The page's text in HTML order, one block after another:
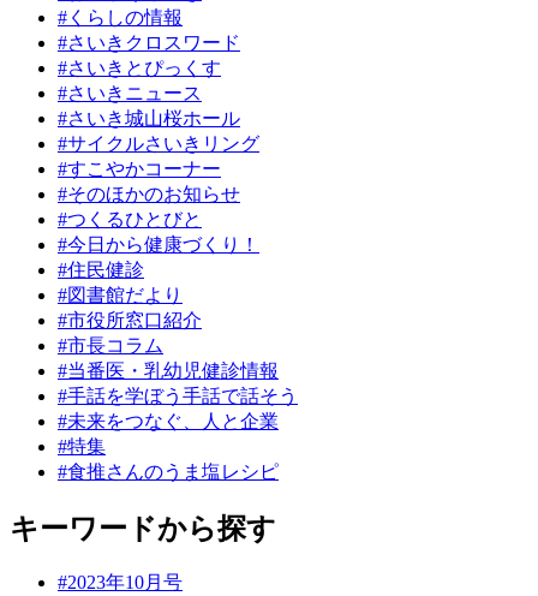
#くらしの情報
#さいきクロスワード
#さいきとぴっくす
#さいきニュース
#さいき城山桜ホール
#サイクルさいきリング
#すこやかコーナー
#そのほかのお知らせ
#つくるひとびと
#今日から健康づくり！
#住民健診
#図書館だより
#市役所窓口紹介
#市長コラム
#当番医・乳幼児健診情報
#手話を学ぼう手話で話そう
#未来をつなぐ、人と企業
#特集
#食推さんのうま塩レシピ
キーワードから探す
#2023年10月号